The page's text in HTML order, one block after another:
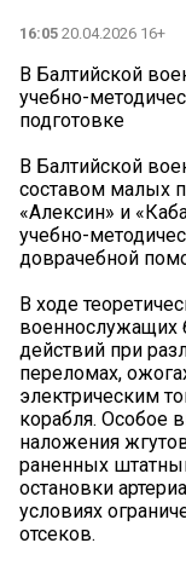
16:05 20.04.2026 16+
В Балтийской
учебно-
подготовке
В Балтийской
составом малых
«Алексин» и
учебно-
доврачебной
В ходе
действий при
переломах,
электрическим
корабля. Особое
наложения
раненных
остановки
условиях
отсеков.